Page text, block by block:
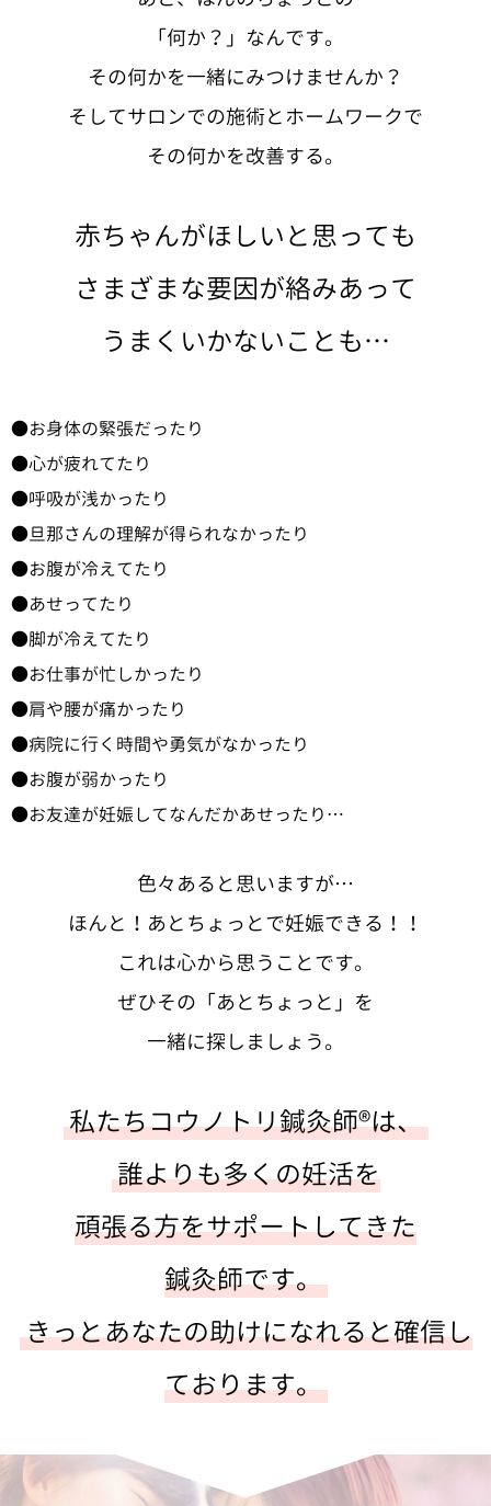
「何か？」なんです。
その何かを一緒にみつけませんか？
そしてサロンでの施術とホームワークで
その何かを改善する。
赤ちゃんがほしいと思っても
さまざまな要因が絡みあって
うまくいかないことも…
お身体の緊張だったり
心が疲れてたり
呼吸が浅かったり
旦那さんの理解が得られなかったり
お腹が冷えてたり
あせってたり
脚が冷えてたり
お仕事が忙しかったり
肩や腰が痛かったり
病院に行く時間や勇気がなかったり
お腹が弱かったり
お友達が妊娠してなんだかあせったり…
色々あると思いますが…
ほんと！あとちょっとで妊娠できる！！
これは心から思うことです。
ぜひその「あとちょっと」を
一緒に探しましょう。
私たちコウノトリ鍼灸師®は、
誰よりも多くの妊活を
頑張る方をサポートしてきた
鍼灸師です。
きっとあなたの助けになれると確信し
ております。